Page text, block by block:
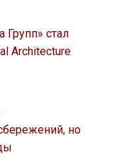
Групп» стал
Architecture
но